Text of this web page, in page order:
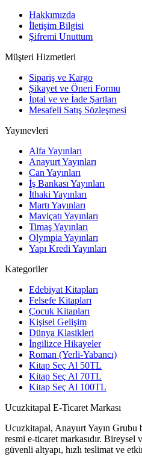
Hakkımızda
İletişim Bilgisi
Şifremi Unuttum
Müşteri Hizmetleri
Sipariş ve Kargo
Şikayet ve Öneri Formu
İptal ve ve İade Şartları
Mesafeli Satış Sözleşmesi
Yayınevleri
Alfa Yayınları
Anayurt Yayınları
Can Yayınları
İş Bankası Yayınları
İthaki Yayınları
Martı Yayınları
Maviçatı Yayınları
Timaş Yayınları
Olympia Yayınları
Yapı Kredi Yayınları
Kategoriler
Edebiyat Kitapları
Felsefe Kitapları
Çocuk Kitapları
Kişisel Gelişim
Dünya Klasikleri
İngilizce Hikayeler
Roman (Yerli-Yabancı)
Kitap Seç Al 50TL
Kitap Seç Al 70TL
Kitap Seç Al 100TL
Ucuzkitapal E-Ticaret Markası
Ucuzkitapal, Anayurt Yayın Grubu
resmi e-ticaret markasıdır. Bireysel
güvenli altyapı, hızlı teslimat ve